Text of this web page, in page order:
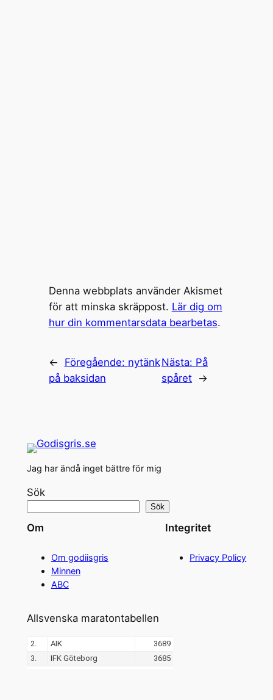
Denna webbplats använder Akismet
för att minska skräppost. Lär dig om
hur din kommentarsdata bearbetas.
← Föregående: nytänk
på baksidan
Nästa: På
spåret →
Jag har ändå inget bättre för mig
Sök
Sök
Om
Om godiisgris
Minnen
ABC
Integritet
Privacy Policy
Allsvenska maratontabellen